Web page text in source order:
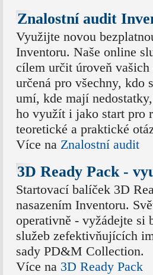
Znalostní audit
Využijte novou
Inventoru. Naše online
cílem určit úroveň
určená pro všechny, kdo
umí, kde mají
ho využít i jako start pro
teoretické a praktické
Více na Znalostní audit
3D Ready Pack -
Startovací balíček 3D
nasazením Inventoru.
operativně - vyžádejte si
služeb zefektivňujících
sady PD&M Collection.
Více na 3D Ready Pack